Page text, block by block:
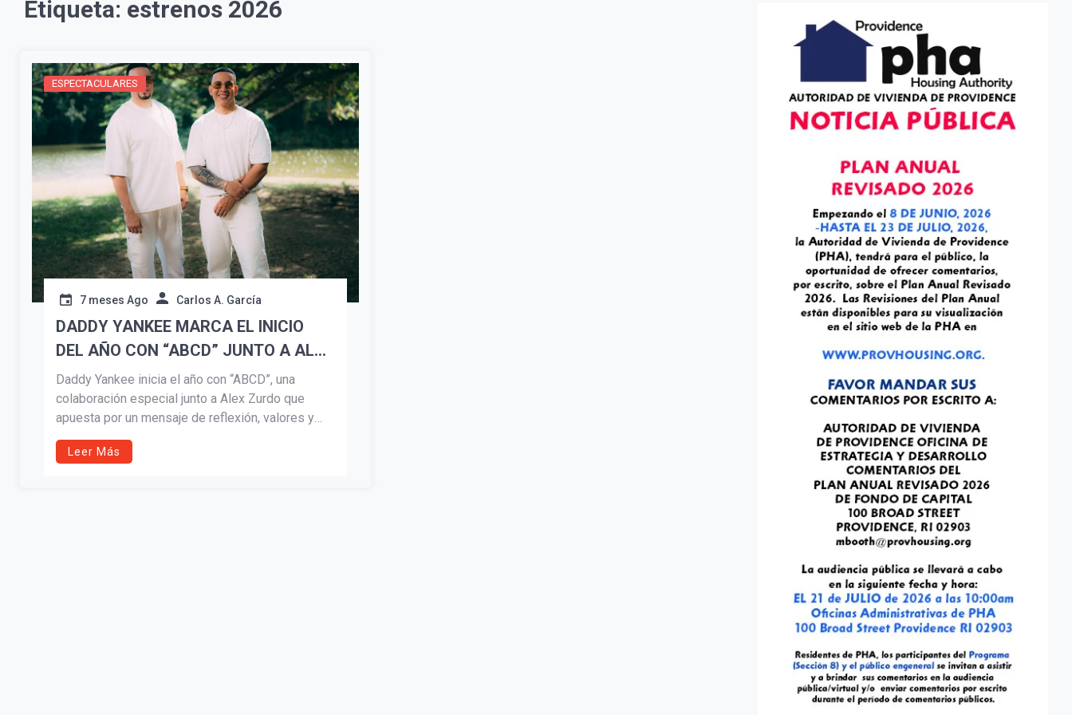
Etiqueta: estrenos 2026
ESPECTACULARES
7 meses Ago Carlos A. García
DADDY YANKEE MARCA EL INICIO
DEL AÑO CON “ABCD” JUNTO A ALEX
ZURDO
Daddy Yankee inicia el año con “ABCD”, una
colaboración especial junto a Alex Zurdo que
apuesta por un mensaje de reflexión, valores y
propósito. El tema, parte del álbum Lamento en
baile, refuerza la nueva etapa artística del ícono
Leer Más